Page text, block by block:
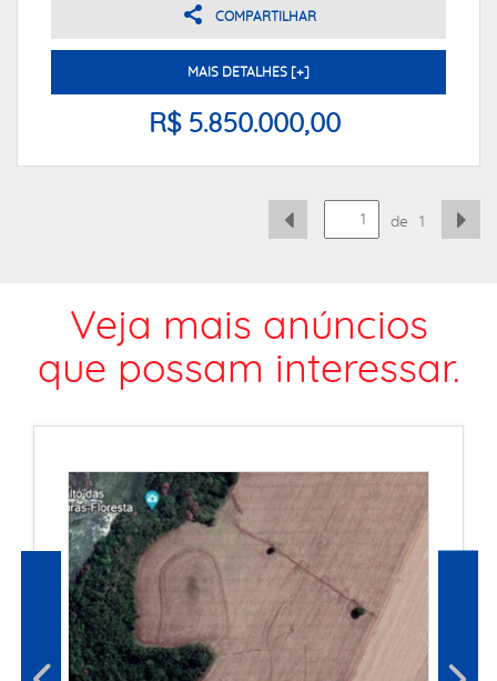
COMPARTILHAR
MAIS DETALHES [+]
R$ 5.850.000,00
de 1
Veja mais anúncios
que possam interessar.